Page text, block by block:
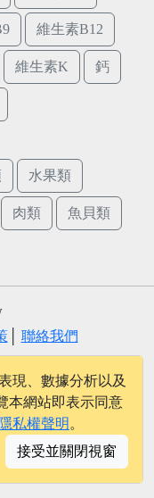
維生素B12
維生素K 鈣
水果類
肉類 魚貝類
│ 聯絡我們
現、數據分析以及
本網站即表示同意
隱私權聲明 。
接受並關閉視窗